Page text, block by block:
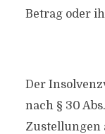
Betrag oder
Der
nach § 30
Zustellungen